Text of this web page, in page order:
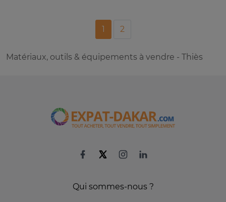
1 2
Matériaux, outils & équipements à vendre - Thiès
Qui sommes-nous ?